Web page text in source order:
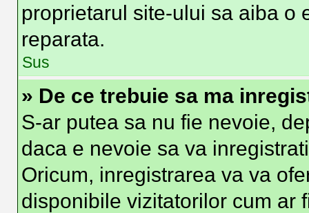
proprietarul site-ului sa aiba o
reparata.
Sus
» De ce trebuie sa ma
S-ar putea sa nu fie nevoie,
daca e nevoie sa va
Oricum, inregistrarea va va
disponibile vizitatorilor cum ar